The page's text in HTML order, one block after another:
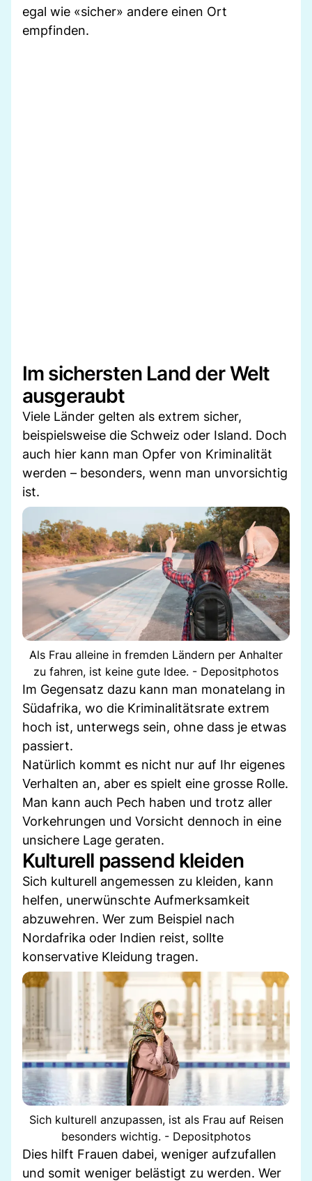
egal wie «sicher» andere einen Ort
empfinden.
Im sichersten Land der Welt
ausgeraubt
Viele Länder gelten als extrem sicher,
beispielsweise die Schweiz oder Island. Doch
auch hier kann man Opfer von Kriminalität
werden – besonders, wenn man unvorsichtig
ist.
Als Frau alleine in fremden Ländern per Anhalter
zu fahren, ist keine gute Idee. - Depositphotos
Im Gegensatz dazu kann man monatelang in
Südafrika, wo die Kriminalitätsrate extrem
hoch ist, unterwegs sein, ohne dass je etwas
passiert.
Natürlich kommt es nicht nur auf Ihr eigenes
Verhalten an, aber es spielt eine grosse Rolle.
Man kann auch Pech haben und trotz aller
Vorkehrungen und Vorsicht dennoch in eine
unsichere Lage geraten.
Kulturell passend kleiden
Sich kulturell angemessen zu kleiden, kann
helfen, unerwünschte Aufmerksamkeit
abzuwehren. Wer zum Beispiel nach
Nordafrika oder Indien reist, sollte
konservative Kleidung tragen.
Sich kulturell anzupassen, ist als Frau auf Reisen
besonders wichtig. - Depositphotos
Dies hilft Frauen dabei, weniger aufzufallen
und somit weniger belästigt zu werden. Wer